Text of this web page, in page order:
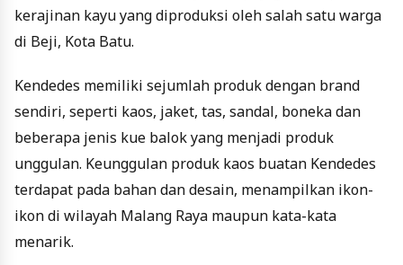
kerajinan kayu yang diproduksi oleh salah satu warga
di Beji, Kota Batu.
Kendedes memiliki sejumlah produk dengan brand
sendiri, seperti kaos, jaket, tas, sandal, boneka dan
beberapa jenis kue balok yang menjadi produk
unggulan. Keunggulan produk kaos buatan Kendedes
terdapat pada bahan dan desain, menampilkan ikon-
ikon di wilayah Malang Raya maupun kata-kata
menarik.